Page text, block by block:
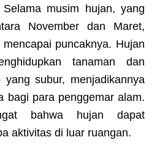
musim hujan, yang
November dan Maret,
puncaknya. Hujan
tanaman dan
yang subur, menjadikannya
bagi para penggemar alam.
bahwa hujan dapat
aktivitas di luar ruangan.